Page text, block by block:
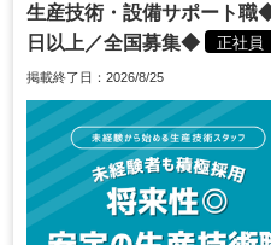
生産技術・設備サポート職
日以上／全国募集◆
正社員
掲載終了日：2026/8/25